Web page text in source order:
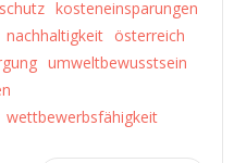
kosteneinsparungen
nachhaltigkeit österreich
umweltbewusstsein
wettbewerbsfähigkeit